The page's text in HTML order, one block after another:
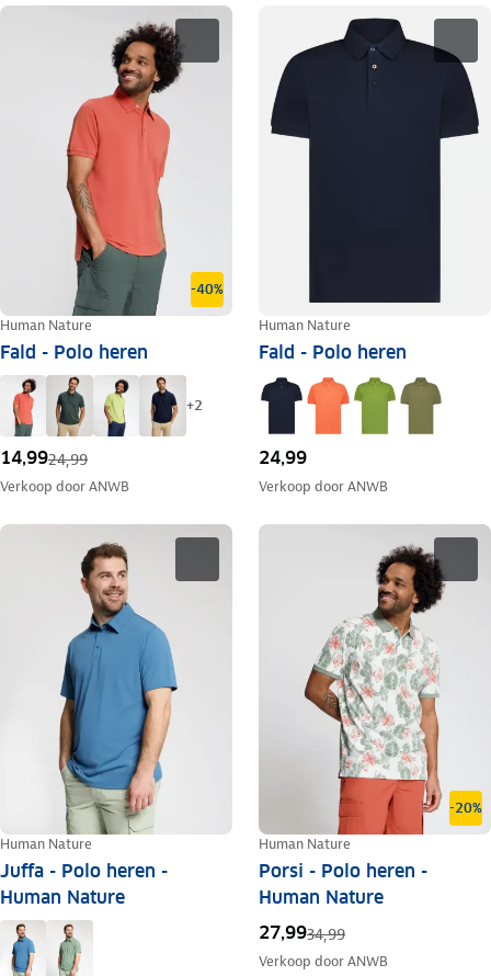
-40%
Human Nature
Fald - Polo heren
+2
14,9924,99
Verkoop doorANWB
Human Nature
Fald - Polo heren
24,99
Verkoop doorANWB
Human Nature
Juffa - Polo heren -
Human Nature
-20%
Human Nature
Porsi - Polo heren -
Human Nature
27,9934,99
Verkoop doorANWB